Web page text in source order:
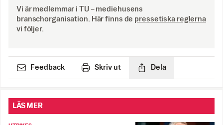
Vi är medlemmar i TU – mediehusens
branschorganisation. Här finns de pressetiska reglerna
vi följer.
Feedback Skriv ut Dela
LÄS MER